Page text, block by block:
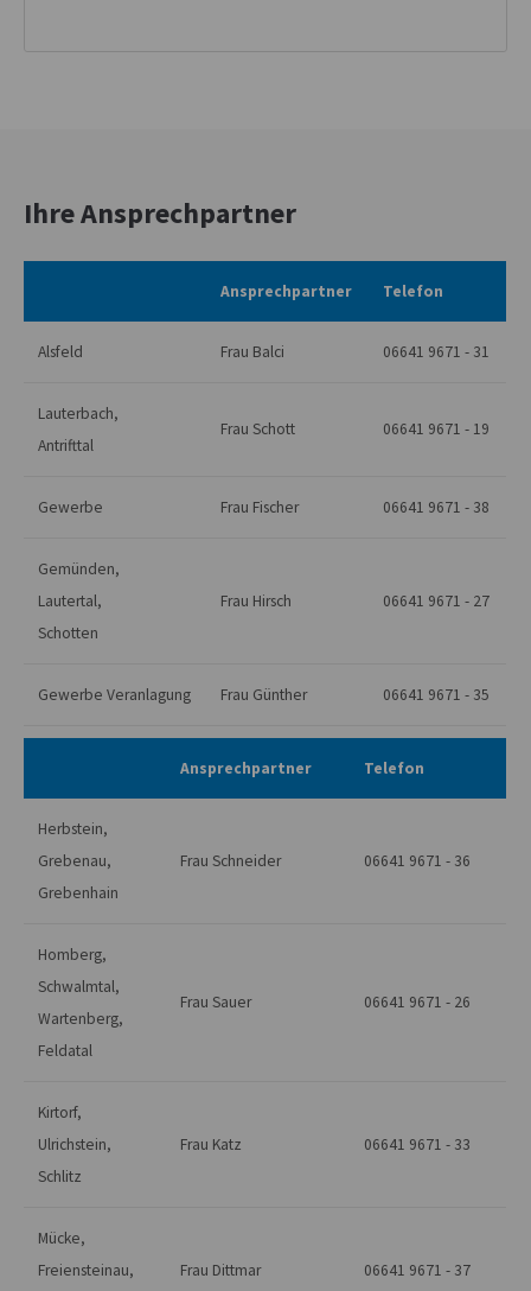
Ihre Ansprechpartner
Ansprechpartner Telefon
Alsfeld Frau Balci 06641 9671 - 31
Lauterbach,
Antrifttal
Frau Schott 06641 9671 - 19
Gewerbe Frau Fischer 06641 9671 - 38
Gemünden,
Lautertal,
Schotten
Frau Hirsch 06641 9671 - 27
Gewerbe Veranlagung Frau Günther 06641 9671 - 35
Ansprechpartner Telefon
Herbstein,
Grebenau,
Grebenhain
Frau Schneider 06641 9671 - 36
Homberg,
Schwalmtal,
Wartenberg,
Feldatal
Frau Sauer 06641 9671 - 26
Kirtorf,
Ulrichstein,
Schlitz
Frau Katz 06641 9671 - 33
Mücke,
Freiensteinau,
Frau Dittmar 06641 9671 - 37